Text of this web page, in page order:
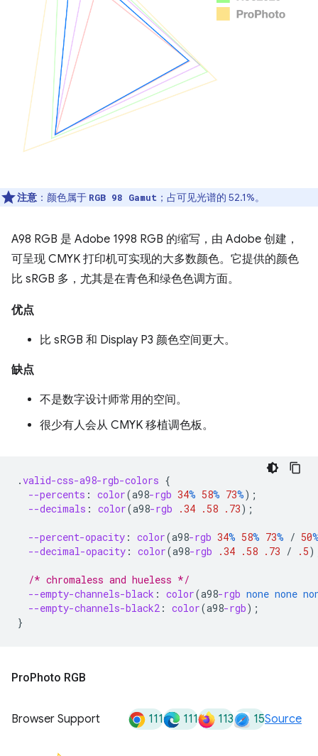
注意 ：颜色属于 RGB 98 Gamut ；占可见光谱的 52.1%。
A98 RGB 是 Adobe 1998 RGB 的缩写，由 Adobe 创建，
可呈现 CMYK 打印机可实现的大多数颜色。它提供的颜色
比 sRGB 多，尤其是在青色和绿色色调方面。
优点
比 sRGB 和 Display P3 颜色空间更大。
缺点
不是数字设计师常用的空间。
很少有人会从 CMYK 移植调色板。
.valid-css-a98-rgb-colors {
--percents : color(a98-rgb 34% 58% 73%);
--decimals : color(a98-rgb .34 .58 .73);
--percent-opacity : color(a98-rgb 34% 58% 73% / 50
--decimal-opacity : color(a98-rgb .34 .58 .73 / .5
/* chromaless and hueless */
--empty-channels-black : color(a98-rgb none none
--empty-channels-black2 : color(a98-rgb);
}
ProPhoto RGB
Browser Support 111 111 113 15Source